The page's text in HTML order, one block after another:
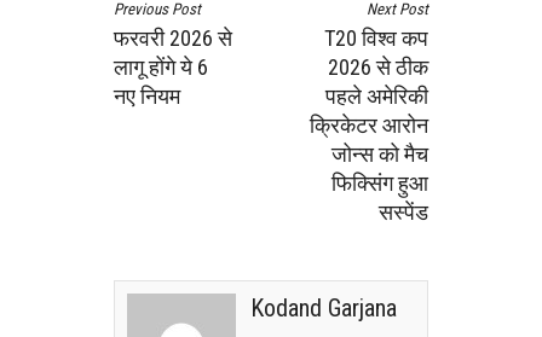
Previous Post
फरवरी 2026 से
लागू होंगे ये 6
नए नियम
Next Post
T20 विश्व कप
2026 से ठीक
पहले अमेरिकी
क्रिकेटर आरोन
जोन्स को मैच
फिक्सिंग हुआ
सस्पेंड
Kodand Garjana